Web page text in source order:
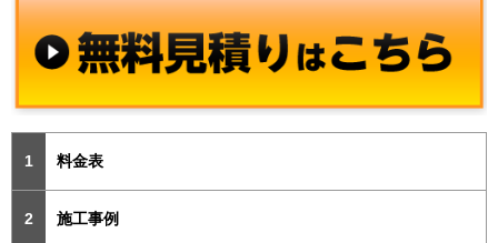
料金表
施工事例